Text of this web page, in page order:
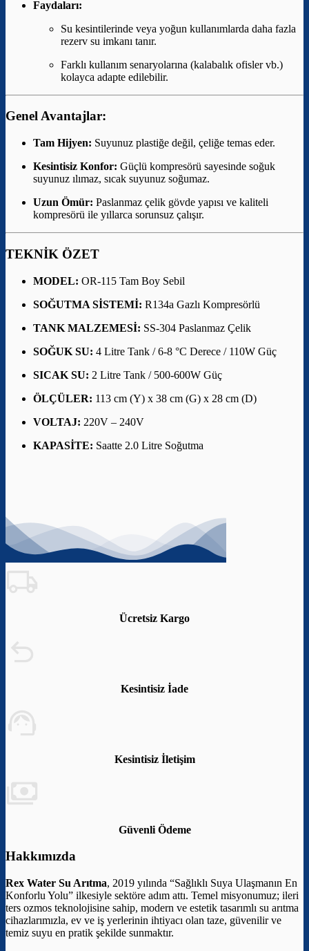
Faydaları:
Su kesintilerinde veya yoğun kullanımlarda daha fazla
rezerv su imkanı tanır.
Farklı kullanım senaryolarına (kalabalık ofisler vb.)
kolayca adapte edilebilir.
Genel Avantajlar:
Tam Hijyen: Suyunuz plastiğe değil, çeliğe temas eder.
Kesintisiz Konfor: Güçlü kompresörü sayesinde soğuk
suyunuz ılımaz, sıcak suyunuz soğumaz.
Uzun Ömür: Paslanmaz çelik gövde yapısı ve kaliteli
kompresörü ile yıllarca sorunsuz çalışır.
TEKNİK ÖZET
MODEL: OR-115 Tam Boy Sebil
SOĞUTMA SİSTEMİ: R134a Gazlı Kompresörlü
TANK MALZEMESİ: SS-304 Paslanmaz Çelik
SOĞUK SU: 4 Litre Tank / 6-8 °C Derece / 110W Güç
SICAK SU: 2 Litre Tank / 500-600W Güç
ÖLÇÜLER: 113 cm (Y) x 38 cm (G) x 28 cm (D)
VOLTAJ: 220V – 240V
KAPASİTE: Saatte 2.0 Litre Soğutma
Ücretsiz Kargo
Kesintisiz İade
Kesintisiz İletişim
Güvenli Ödeme
Hakkımızda
Rex Water Su Arıtma, 2019 yılında “Sağlıklı Suya Ulaşmanın En
Konforlu Yolu” ilkesiyle sektöre adım attı. Temel misyonumuz; ileri
ters ozmos teknolojisine sahip, modern ve estetik tasarımlı su arıtma
cihazlarımızla, ev ve iş yerlerinin ihtiyacı olan taze, güvenilir ve
temiz suyu en pratik şekilde sunmaktır.